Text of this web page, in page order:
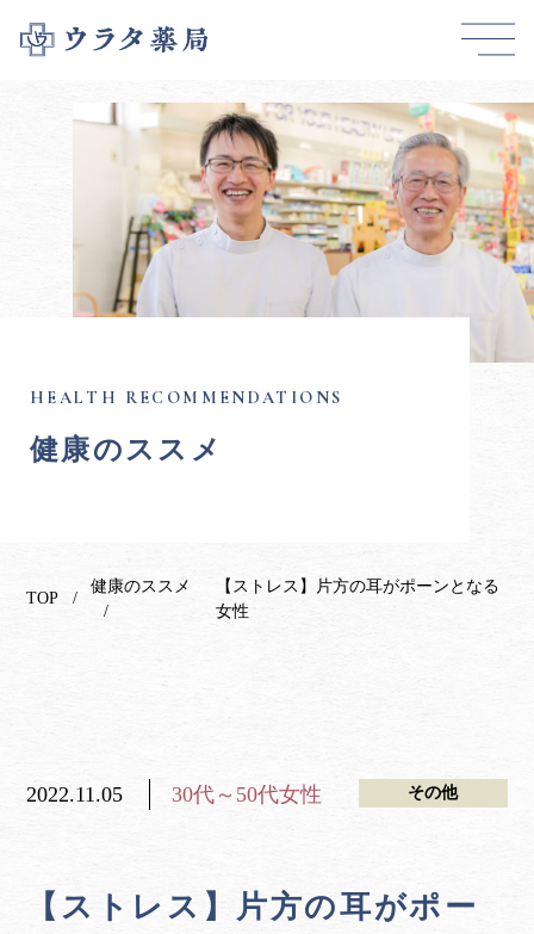
健康のススメ
TOP
健康のススメ
【ストレス】片方の耳がポーンとなる
女性
2022.11.05 30代～50代女性 その他
【ストレス】片方の耳がポー